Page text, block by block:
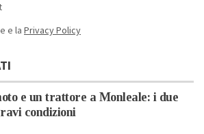
e la Privacy Policy
e un trattore a Monleale: i due
condizioni